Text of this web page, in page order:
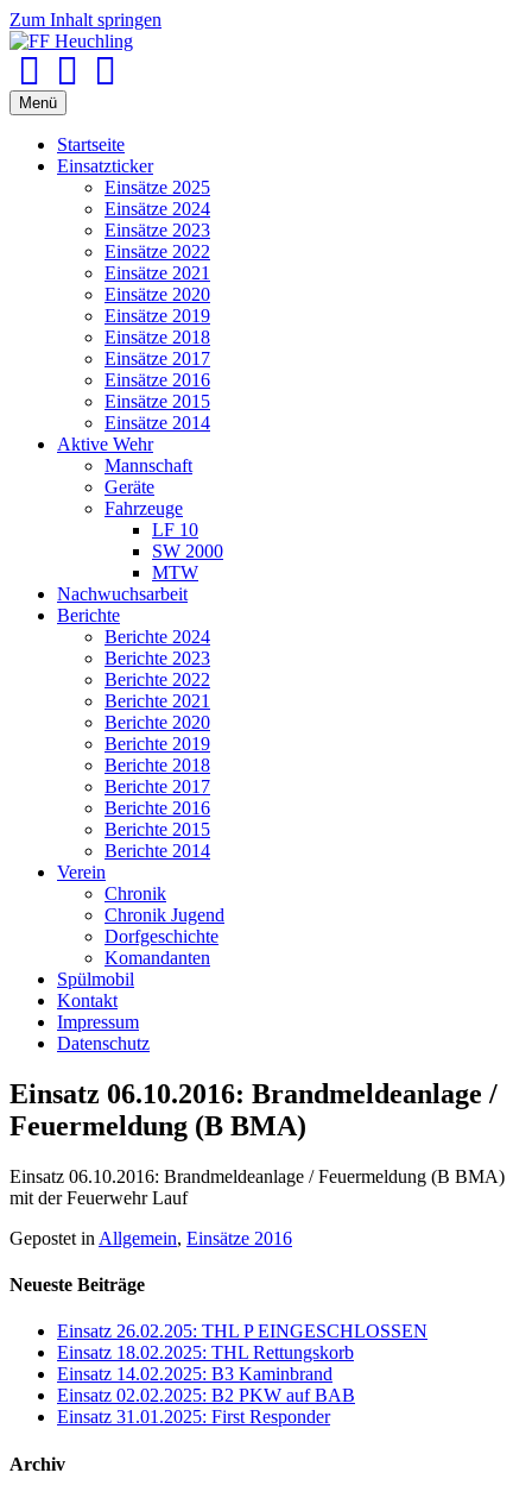
Zum Inhalt springen
Menü
Startseite
Einsatzticker
Einsätze 2025
Einsätze 2024
Einsätze 2023
Einsätze 2022
Einsätze 2021
Einsätze 2020
Einsätze 2019
Einsätze 2018
Einsätze 2017
Einsätze 2016
Einsätze 2015
Einsätze 2014
Aktive Wehr
Mannschaft
Geräte
Fahrzeuge
LF 10
SW 2000
MTW
Nachwuchsarbeit
Berichte
Berichte 2024
Berichte 2023
Berichte 2022
Berichte 2021
Berichte 2020
Berichte 2019
Berichte 2018
Berichte 2017
Berichte 2016
Berichte 2015
Berichte 2014
Verein
Chronik
Chronik Jugend
Dorfgeschichte
Komandanten
Spülmobil
Kontakt
Impressum
Datenschutz
Einsatz 06.10.2016: Brandmeldeanlage /
Feuermeldung (B BMA)
Einsatz 06.10.2016: Brandmeldeanlage / Feuermeldung (B BMA)
mit der Feuerwehr Lauf
Gepostet in Allgemein, Einsätze 2016
Neueste Beiträge
Einsatz 26.02.205: THL P EINGESCHLOSSEN
Einsatz 18.02.2025: THL Rettungskorb
Einsatz 14.02.2025: B3 Kaminbrand
Einsatz 02.02.2025: B2 PKW auf BAB
Einsatz 31.01.2025: First Responder
Archiv